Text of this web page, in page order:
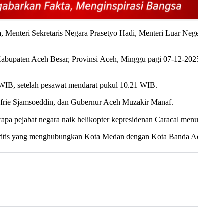
Sekretaris Negara Prasetyo Hadi, Menteri Luar
Aceh Besar, Provinsi Aceh, Minggu pagi 07-12-
setelah pesawat mendarat pukul 10.21 WIB.
Sjamsoeddin, dan Gubernur Aceh Muzakir Manaf.
pejabat negara naik helikopter kepresidenan Caracal
yang menghubungkan Kota Medan dengan Kota Banda